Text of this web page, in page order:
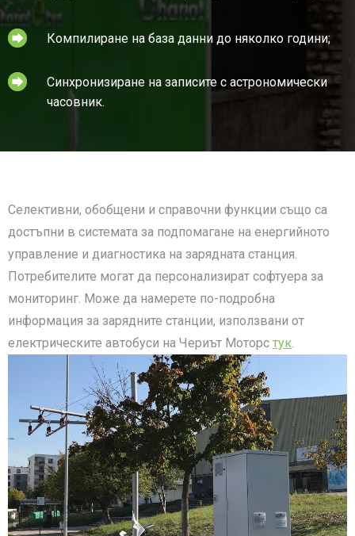
Компилиране на база данни до няколко години;
Синхронизиране на записите с астрономически
часовник.
Селективни, обобщени и справочни функции също са
достъпни в системата за подпомагане на енергийното
управление и диагностика на зарядната станция.
Потребителите могат да персонализират софтуера за
мониторинг. Може да намерете по-подробна
информация за зарядните станции, използвани от
електрическите автобуси на Чериът Моторс тук.